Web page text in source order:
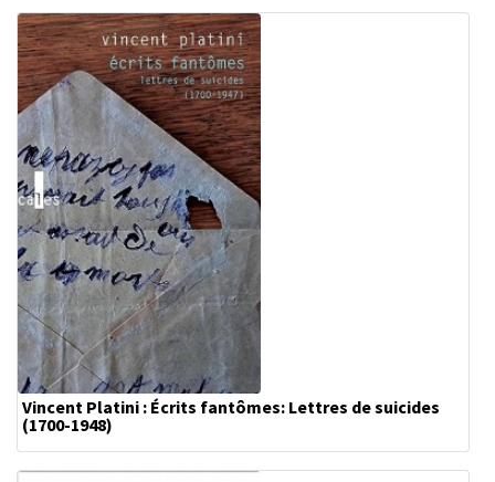
Vincent Platini : Écrits fantômes: Lettres de suicides
(1700-1948)